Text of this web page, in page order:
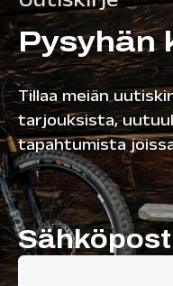
Pysyhän
Tillaa meiän
tarjouksista,
tapahtumista